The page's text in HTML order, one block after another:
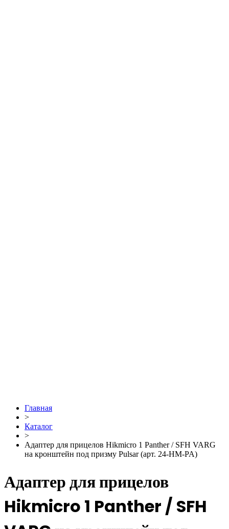
Главная
>
Каталог
>
Адаптер для прицелов Hikmicro 1 Panther / SFH VARG
на кронштейн под призму Pulsar (арт. 24-HM-PA)
Адаптер для прицелов
Hikmicro 1 Panther / SFH